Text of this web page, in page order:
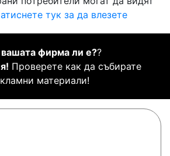
тук за да влезете
вашата фирма ли е??
Проверете как да събирате
материали!